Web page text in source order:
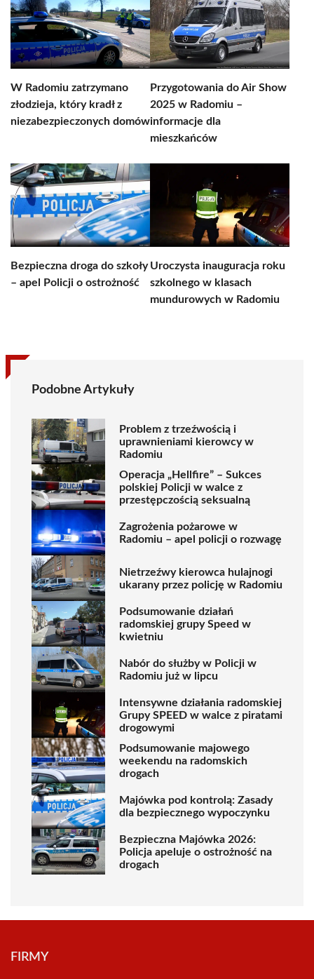
W Radomiu zatrzymano
złodzieja, który kradł z
niezabezpieczonych domów
Przygotowania do Air Show
2025 w Radomiu –
informacje dla
mieszkańców
Bezpieczna droga do szkoły
– apel Policji o ostrożność
Uroczysta inauguracja roku
szkolnego w klasach
mundurowych w Radomiu
Podobne Artykuły
Problem z trzeźwością i
uprawnieniami kierowcy w
Radomiu
Operacja „Hellfire” – Sukces
polskiej Policji w walce z
przestępczością seksualną
Zagrożenia pożarowe w
Radomiu – apel policji o rozwagę
Nietrzeźwy kierowca hulajnogi
ukarany przez policję w Radomiu
Podsumowanie działań
radomskiej grupy Speed w
kwietniu
Nabór do służby w Policji w
Radomiu już w lipcu
Intensywne działania radomskiej
Grupy SPEED w walce z piratami
drogowymi
Podsumowanie majowego
weekendu na radomskich
drogach
Majówka pod kontrolą: Zasady
dla bezpiecznego wypoczynku
Bezpieczna Majówka 2026:
Policja apeluje o ostrożność na
drogach
FIRMY